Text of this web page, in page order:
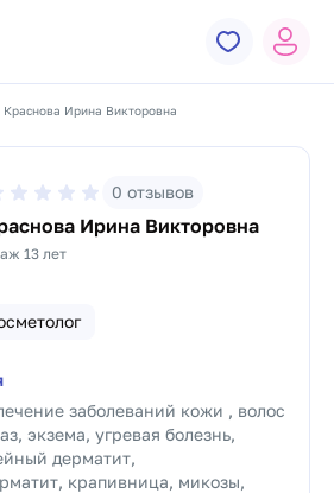
Краснова Ирина Викторовна
0 отзывов
Ирина Викторовна
13 лет
заболеваний кожи , волос
экзема, угревая болезнь,
дерматит,
крапивница, микозы,